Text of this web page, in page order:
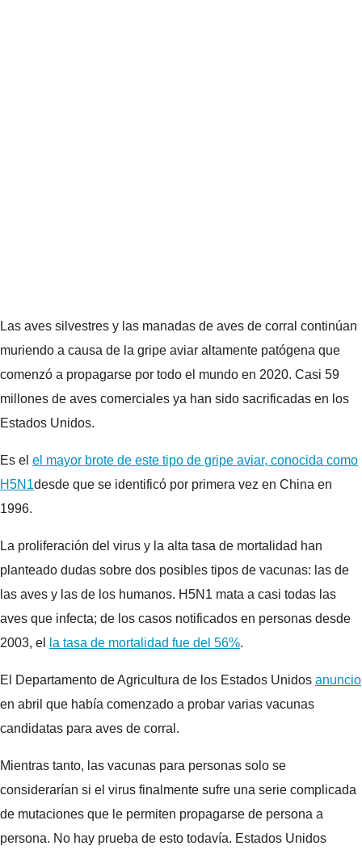
Las aves silvestres y las manadas de aves de corral continúan
muriendo a causa de la gripe aviar altamente patógena que
comenzó a propagarse por todo el mundo en 2020. Casi 59
millones de aves comerciales ya han sido sacrificadas en los
Estados Unidos.
Es el el mayor brote de este tipo de gripe aviar, conocida como
H5N1desde que se identificó por primera vez en China en
1996.
La proliferación del virus y la alta tasa de mortalidad han
planteado dudas sobre dos posibles tipos de vacunas: las de
las aves y las de los humanos. H5N1 mata a casi todas las
aves que infecta; de los casos notificados en personas desde
2003, el
la tasa de mortalidad fue del 56%.
El Departamento de Agricultura de los Estados Unidos anuncio
en abril que había comenzado a probar varias vacunas
candidatas para aves de corral.
Mientras tanto, las vacunas para personas solo se
considerarían si el virus finalmente sufre una serie complicada
de mutaciones que le permiten propagarse de persona a
persona. No hay prueba de esto todavía. Estados Unidos